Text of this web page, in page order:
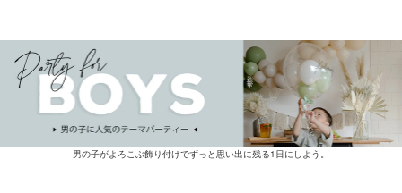
男の子がよろこぶ飾り付けでずっと思い出に残る1日にしよう。